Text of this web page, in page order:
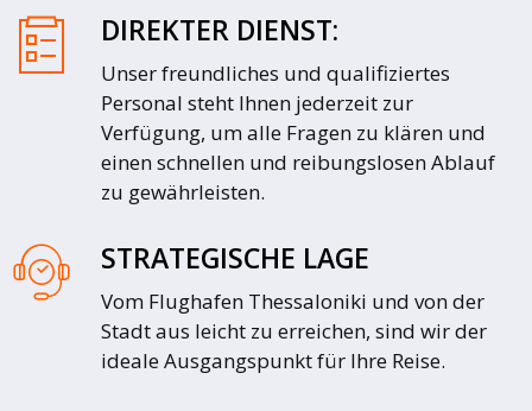
DIREKTER DIENST:
Unser freundliches und qualifiziertes
Personal steht Ihnen jederzeit zur
Verfügung, um alle Fragen zu klären und
einen schnellen und reibungslosen Ablauf
zu gewährleisten.
STRATEGISCHE LAGE
Vom Flughafen Thessaloniki und von der
Stadt aus leicht zu erreichen, sind wir der
ideale Ausgangspunkt für Ihre Reise.